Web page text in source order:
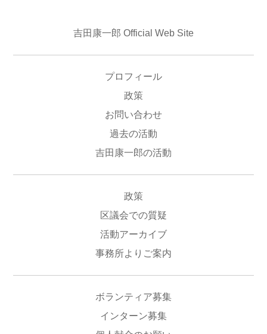
吉田康一郎 Official Web Site
プロフィール
政策
お問い合わせ
過去の活動
吉田康一郎の活動
政策
区議会での質疑
活動アーカイブ
事務所よりご案内
ボランティア募集
インターン募集